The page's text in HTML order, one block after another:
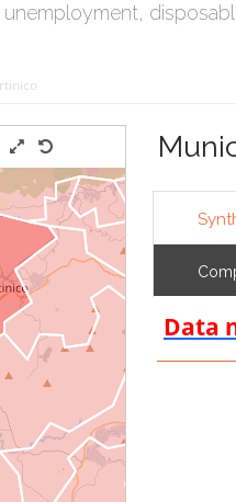
Data